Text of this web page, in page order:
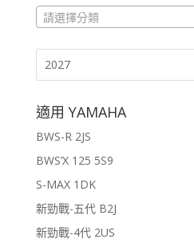
請選擇分類
適用 YAMAHA
BWS-R 2JS
BWS’X 125 5S9
S-MAX 1DK
新勁戰-五代 B2J
新勁戰-4代 2US